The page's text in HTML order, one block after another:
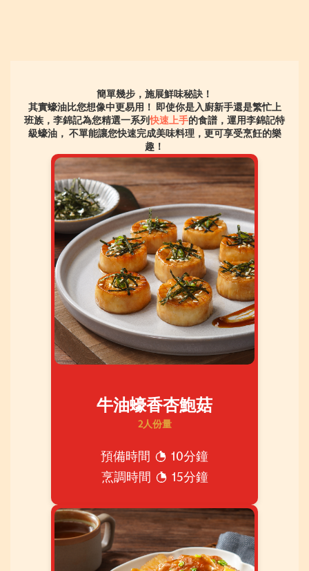
簡單幾步，施展鮮味秘訣！
其實蠔油比您想像中更易用！ 即使你是入廚新手還是繁忙上
班族，李錦記為您精選一系列快速上手的食譜，運用李錦記特
級蠔油， 不單能讓您快速完成美味料理，更可享受烹飪的樂
趣！
牛油蠔香杏鮑菇
2人份量
預備時間
10分鐘
烹調時間
15分鐘